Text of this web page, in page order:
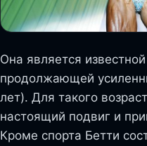
Она является
продолжающей
лет). Для такого
настоящий подвиг и
Кроме спорта Бетти